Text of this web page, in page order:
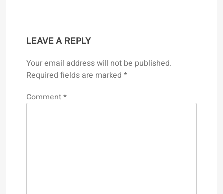
LEAVE A REPLY
Your email address will not be published.
Required fields are marked *
Comment*